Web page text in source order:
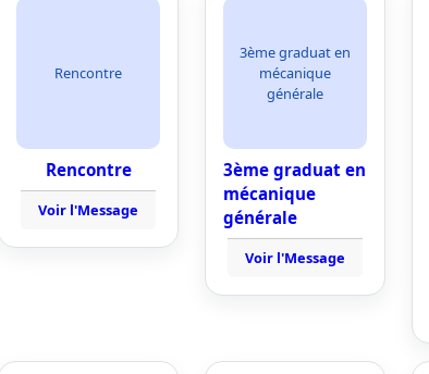
Rencontre
Rencontre
Voir l'Message
3ème graduat en
mécanique
générale
3ème graduat en
mécanique
générale
Voir l'Message